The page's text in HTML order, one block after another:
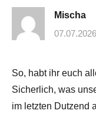
Mischa
So, habt ihr euch
Sicherlich, was
im letzten Dutzend